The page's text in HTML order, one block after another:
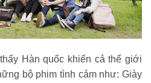
Hàn quốc khiến cả thể giới
bộ phim tình cảm như: Giày